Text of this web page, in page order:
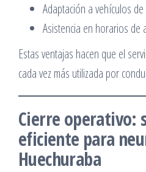
Adaptación a vehículos
Asistencia en horarios de
Estas ventajas hacen que el
cada vez más utilizada por
Cierre operativo:
eficiente para
Huechuraba